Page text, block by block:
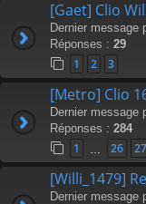
[Gaet] Clio
Dernier message
Réponses : 29
1 2 3
[Metro] Clio
Dernier message
Réponses : 284
1 26 27
[Willi_1479]
Dernier message